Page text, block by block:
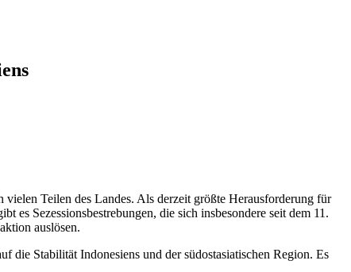
Teilen des Landes. Als derzeit größte Herausforderung für
es Sezessionsbestrebungen, die sich insbesondere seit dem 11.
auslösen.
die Stabilität Indonesiens und der südostasiatischen Region. Es